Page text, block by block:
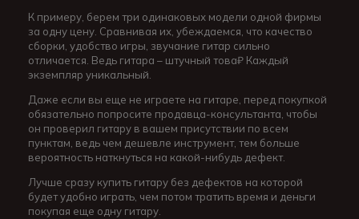
К примеру, берем три одинаковых модели одной фирмы
за одну цену. Сравнивая их, убеждаемся, что качество
сборки, удобство игры, звучание гитар сильно
отличается. Ведь гитара – штучный това₽ Каждый
экземпляр уникальный.
Даже если вы еще не играете на гитаре, перед покупкой
обязательно попросите продавца-консультанта, чтобы
он проверил гитару в вашем присутствии по всем
пунктам, ведь чем дешевле инструмент, тем больше
вероятность наткнуться на какой-нибудь дефект.
Лучше сразу купить гитару без дефектов на которой
будет удобно играть, чем потом тратить время и деньги
покупая еще одну гитару.